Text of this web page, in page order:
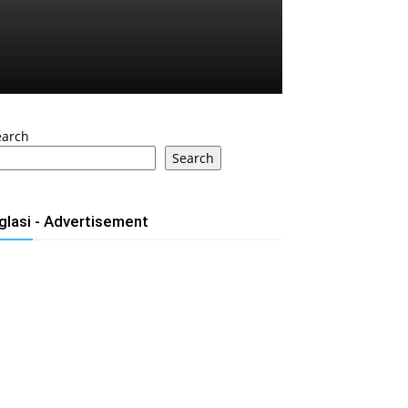
Search
- Advertisement